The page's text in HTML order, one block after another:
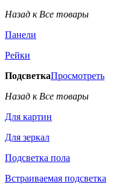
Назад к Все товары
Панели
Рейки
ПодсветкаПросмотреть
Назад к Все товары
Для картин
Для зеркал
Подсветка пола
Встраиваемая подсветка